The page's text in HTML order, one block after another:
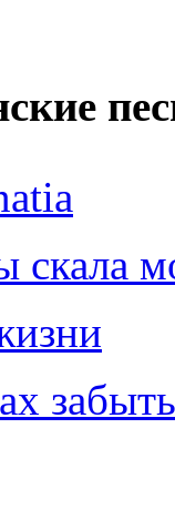
скала